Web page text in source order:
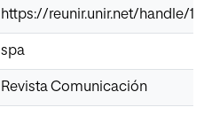
https://reunir.unir.net/handle/
spa
Revista Comunicación